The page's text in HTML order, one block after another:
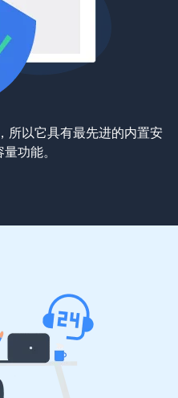
以它具有最先进的内置安
功能。